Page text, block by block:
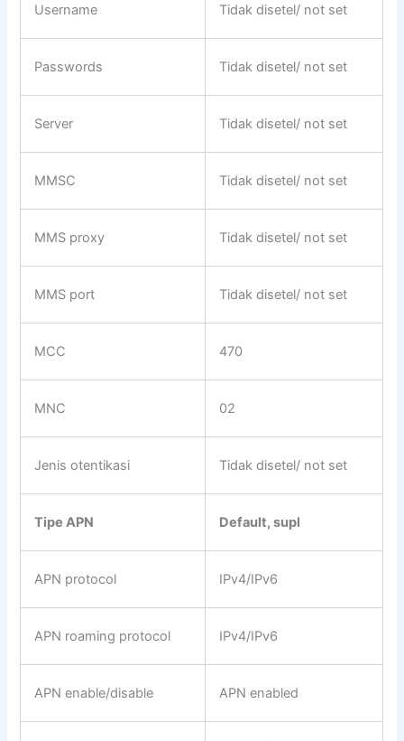
Username Tidak disetel/ not set
Passwords Tidak disetel/ not set
Server Tidak disetel/ not set
MMSC Tidak disetel/ not set
MMS proxy Tidak disetel/ not set
MMS port Tidak disetel/ not set
MCC 470
MNC 02
Jenis otentikasi Tidak disetel/ not set
Tipe APN Default, supl
APN protocol IPv4/IPv6
APN roaming protocol IPv4/IPv6
APN enable/disable APN enabled